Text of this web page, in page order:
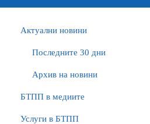
Актуални новини
Последните 30 дни
Архив на новини
БTПП в медиите
Услуги в БТПП